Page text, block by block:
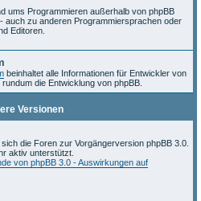
ums Programmieren außerhalb von phpBB
auch zu anderen Programmiersprachen oder
Editoren.
beinhaltet alle Informationen für Entwickler von
die Entwicklung von phpBB.
Versionen
die Foren zur Vorgängerversion phpBB 3.0.
aktiv unterstützt.
von phpBB 3.0 - Auswirkungen auf